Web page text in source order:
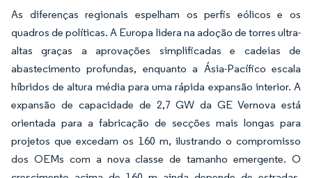
As diferenças regionais espelham os perfis eólicos e os
quadros de políticas. A Europa lidera na adoção de torres ultra-
altas graças a aprovações simplificadas e cadeias de
abastecimento profundas, enquanto a Ásia-Pacífico escala
híbridos de altura média para uma rápida expansão interior. A
expansão de capacidade de 2,7 GW da GE Vernova está
orientada para a fabricação de secções mais longas para
projetos que excedam os 160 m, ilustrando o compromisso
dos OEMs com a nova classe de tamanho emergente. O